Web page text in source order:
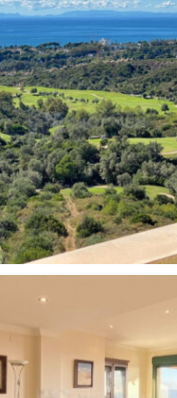
cerrada de villas,
campos de golf ó por
a sólo 10
aeropuerto
de servicios tales
supermercados y
Tennis Club» se
durante todo el año.
restaurantes y bares.